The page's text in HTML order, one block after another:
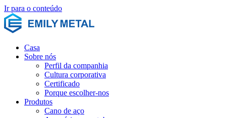
Ir para o conteúdo
Casa
Sobre nós
Perfil da companhia
Cultura corporativa
Certificado
Porque escolher-nos
Produtos
Cano de aço